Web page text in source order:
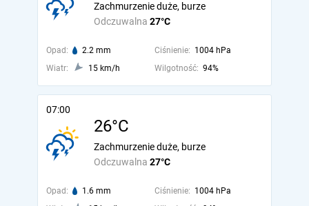
Odczuwalna 27°C
Zachmurzenie duże, burze
Opad: 2.2 mm Ciśnienie: 1004 hPa
Wiatr:
15 km/h Wilgotność: 94%
07:00
26°C
Odczuwalna 27°C
Zachmurzenie duże, burze
Opad: 1.6 mm Ciśnienie: 1004 hPa